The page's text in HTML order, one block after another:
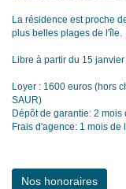
La résidence est proche
plus belles plages de l'île.
Libre à partir du 15
Loyer : 1600 euros (hors
SAUR)
Dépôt de garantie: 2 mois
Frais d'agence: 1 mois de
Nos honoraires